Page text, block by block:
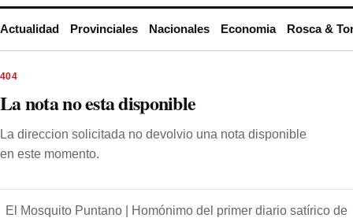
Actualidad Provinciales Nacionales Economia Rosca &
404
La nota no esta disponible
La direccion solicitada no devolvio una nota disponible
en este momento.
El Mosquito Puntano |
Homónimo del primer diario satírico de